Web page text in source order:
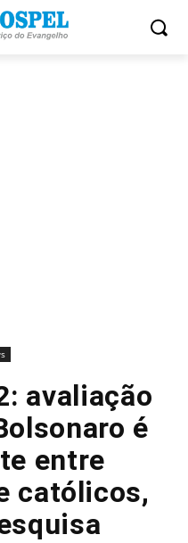
avaliação
é
entre
católicos,